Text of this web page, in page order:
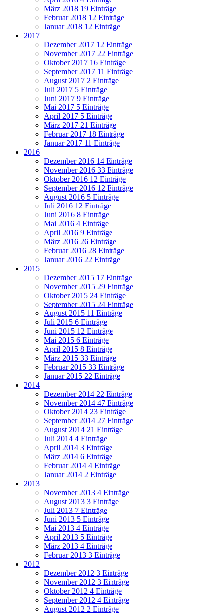
März 2018 19 Einträge
Februar 2018 12 Einträge
Januar 2018 12 Einträge
2017
Dezember 2017 12 Einträge
November 2017 22 Einträge
Oktober 2017 16 Einträge
September 2017 11 Einträge
August 2017 2 Einträge
Juli 2017 5 Einträge
Juni 2017 9 Einträge
Mai 2017 5 Einträge
April 2017 5 Einträge
März 2017 21 Einträge
Februar 2017 18 Einträge
Januar 2017 11 Einträge
2016
Dezember 2016 14 Einträge
November 2016 33 Einträge
Oktober 2016 12 Einträge
September 2016 12 Einträge
August 2016 5 Einträge
Juli 2016 12 Einträge
Juni 2016 8 Einträge
Mai 2016 4 Einträge
April 2016 9 Einträge
März 2016 26 Einträge
Februar 2016 28 Einträge
Januar 2016 22 Einträge
2015
Dezember 2015 17 Einträge
November 2015 29 Einträge
Oktober 2015 24 Einträge
September 2015 24 Einträge
August 2015 11 Einträge
Juli 2015 6 Einträge
Juni 2015 12 Einträge
Mai 2015 6 Einträge
April 2015 8 Einträge
März 2015 33 Einträge
Februar 2015 33 Einträge
Januar 2015 22 Einträge
2014
Dezember 2014 22 Einträge
November 2014 47 Einträge
Oktober 2014 23 Einträge
September 2014 27 Einträge
August 2014 21 Einträge
Juli 2014 4 Einträge
April 2014 3 Einträge
März 2014 6 Einträge
Februar 2014 4 Einträge
Januar 2014 2 Einträge
2013
November 2013 4 Einträge
August 2013 3 Einträge
Juli 2013 7 Einträge
Juni 2013 5 Einträge
Mai 2013 4 Einträge
April 2013 5 Einträge
März 2013 4 Einträge
Februar 2013 3 Einträge
2012
Dezember 2012 3 Einträge
November 2012 3 Einträge
Oktober 2012 4 Einträge
September 2012 4 Einträge
August 2012 2 Einträge